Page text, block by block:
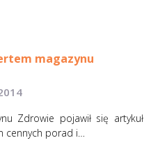
magazynu
Zdrowie pojawił się artykuł
cennych porad i…